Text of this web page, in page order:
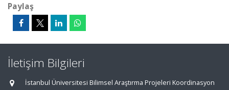
Paylaş
İletişim Bilgileri
İstanbul Üniversitesi Bilimsel Araştırma Projeleri Koordinasyon